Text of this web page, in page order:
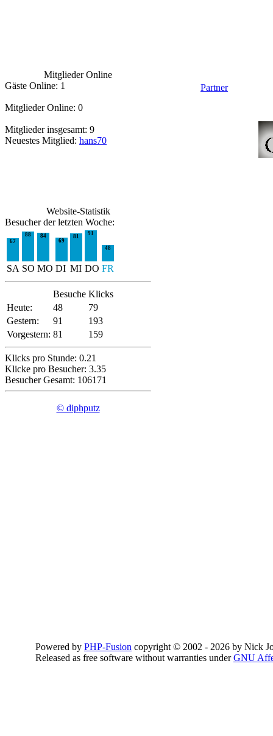
Mitglieder Online
Gäste Online: 1
Mitglieder Online: 0
Mitglieder insgesamt: 9
Neuestes Mitglied: hans70
Website-Statistik
Besucher der letzten Woche:
67
88
84
69
81 91
48
SA SO MO DI MI DO FR
Besuche Klicks
Heute:
48
79
Gestern:
91
193
Vorgestern: 81 159
Klicks pro Stunde: 0.21
Klicke pro Besucher: 3.35
Besucher Gesamt: 106171
© diphputz
Partner
Powered by PHP-Fusion copyright © 2002 - 2026 by Nick
Released as free software without warranties underGNU